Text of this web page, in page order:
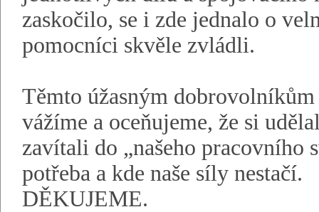
zaskočilo, se i zde jednalo o
pomocníci skvěle zvládli.
Těmto úžasným
vážíme a oceňujeme, že si
zavítali do „našeho pracovního
potřeba a kde naše síly nestačí.
DĚKUJEME.